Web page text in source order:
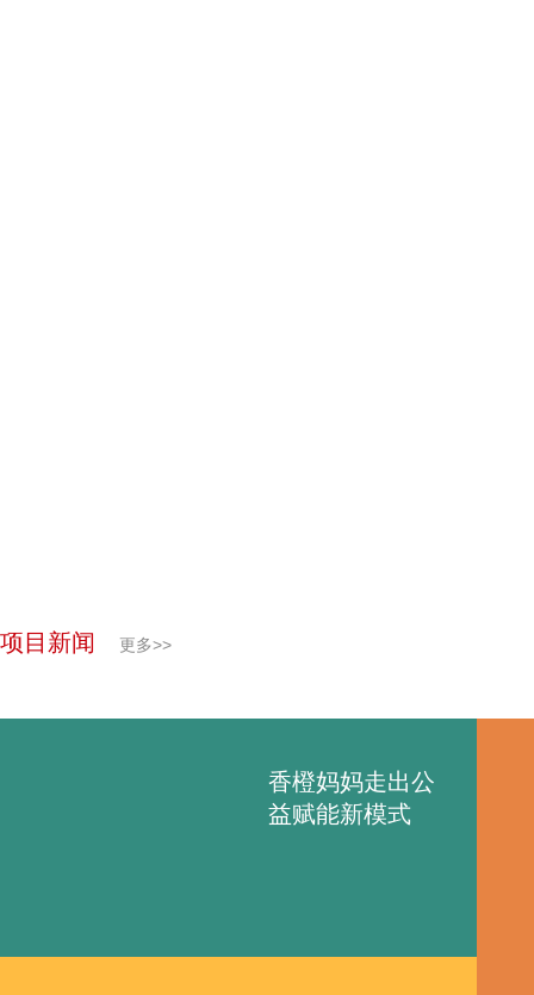
项目新闻 更多>>
香橙妈妈走出公
益赋能新模式